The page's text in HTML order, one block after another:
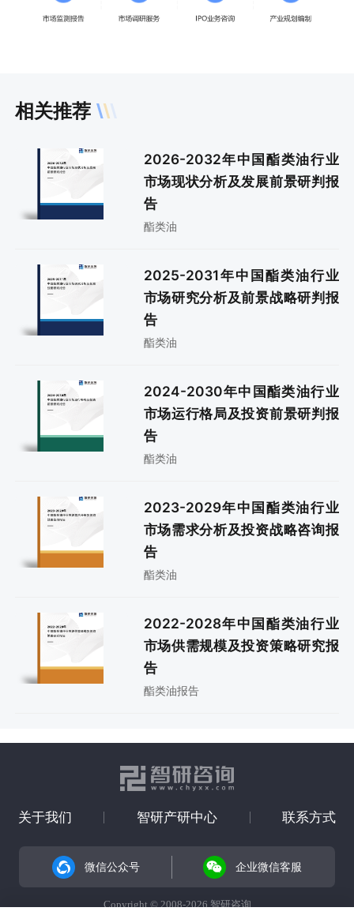
相关推荐
2026-2032年中国酯类油行业
市场现状分析及发展前景研判报
告
酯类油
2025-2031年中国酯类油行业
市场研究分析及前景战略研判报
告
酯类油
2024-2030年中国酯类油行业
市场运行格局及投资前景研判报
告
酯类油
2023-2029年中国酯类油行业
市场需求分析及投资战略咨询报
告
酯类油
2022-2028年中国酯类油行业
市场供需规模及投资策略研究报
告
酯类油报告
关于我们 智研产研中心 联系方式
微信公众号 企业微信客服
Copyright © 2008-2026 智研咨询